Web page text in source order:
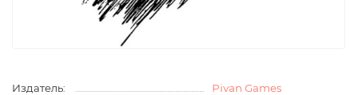
Издатель:
Pivan Games